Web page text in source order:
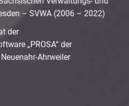
– SVWA (2006 – 2022)
der
„PROSA“ der
Ahrweiler